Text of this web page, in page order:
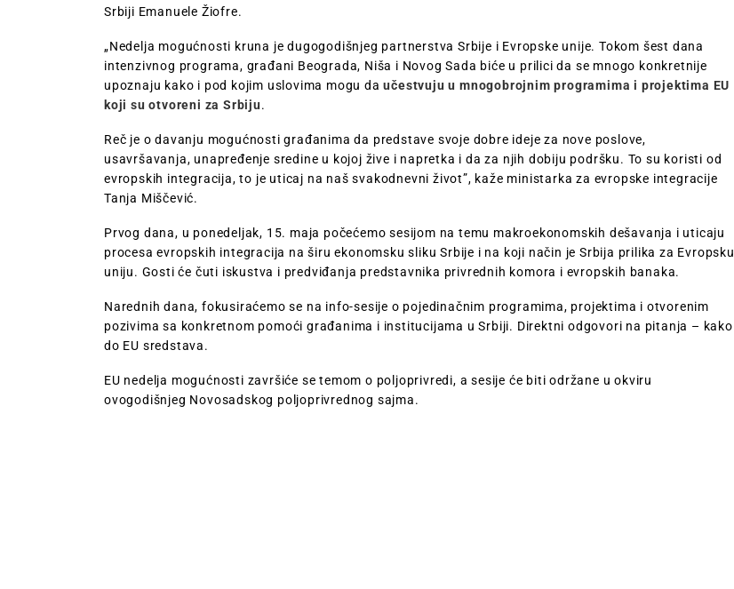
Srbiji Emanuele Žiofre.
„Nedelja mogućnosti kruna je dugogodišnjeg partnerstva Srbije i Evropske unije. Tokom šest dana
intenzivnog programa, građani Beograda, Niša i Novog Sada biće u prilici da se mnogo konkretnije
upoznaju kako i pod kojim uslovima mogu da učestvuju u mnogobrojnim programima i projektima EU
koji su otvoreni za Srbiju.
Reč je o davanju mogućnosti građanima da predstave svoje dobre ideje za nove poslove,
usavršavanja, unapređenje sredine u kojoj žive i napretka i da za njih dobiju podršku. To su koristi od
evropskih integracija, to je uticaj na naš svakodnevni život”, kaže ministarka za evropske integracije
Tanja Miščević.
Prvog dana, u ponedeljak, 15. maja počećemo sesijom na temu makroekonomskih dešavanja i uticaju
procesa evropskih integracija na širu ekonomsku sliku Srbije i na koji način je Srbija prilika za Evropsku
uniju. Gosti će čuti iskustva i predviđanja predstavnika privrednih komora i evropskih banaka.
Narednih dana, fokusiraćemo se na info-sesije o pojedinačnim programima, projektima i otvorenim
pozivima sa konkretnom pomoći građanima i institucijama u Srbiji. Direktni odgovori na pitanja – kako
do EU sredstava.
EU nedelja mogućnosti završiće se temom o poljoprivredi, a sesije će biti održane u okviru
ovogodišnjeg Novosadskog poljoprivrednog sajma.